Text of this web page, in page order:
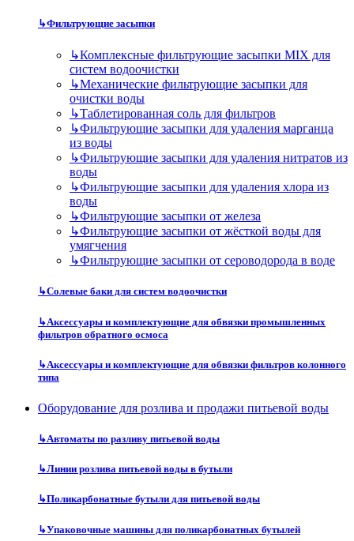
↳Фильтрующие засыпки
↳Комплексные фильтрующие засыпки MIX для
систем водоочистки
↳Механические фильтрующие засыпки для
очистки воды
↳Таблетированная соль для фильтров
↳Фильтрующие засыпки для удаления марганца
из воды
↳Фильтрующие засыпки для удаления нитратов из
воды
↳Фильтрующие засыпки для удаления хлора из
воды
↳Фильтрующие засыпки от железа
↳Фильтрующие засыпки от жёсткой воды для
умягчения
↳Фильтрующие засыпки от сероводорода в воде
↳Солевые баки для систем водоочистки
↳Аксессуары и комплектующие для обвязки промышленных
фильтров обратного осмоса
↳Аксессуары и комплектующие для обвязки фильтров колонного
типа
Оборудование для розлива и продажи питьевой воды
↳Автоматы по разливу питьевой воды
↳Линии розлива питьевой воды в бутыли
↳Поликарбонатные бутыли для питьевой воды
↳Упаковочные машины для поликарбонатных бутылей